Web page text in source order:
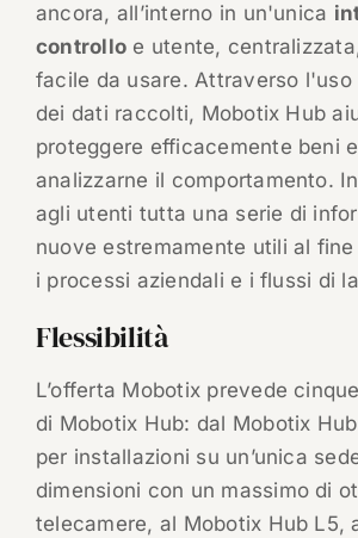
ancora, all’interno in un'unica
controllo e utente,
facile da usare. Attraverso l'uso
dei dati raccolti, Mobotix Hub
proteggere efficacemente beni
analizzarne il comportamento.
agli utenti tutta una serie di
nuove estremamente utili al
i processi aziendali e i flussi di
Flessibilità
L’offerta Mobotix prevede
di Mobotix Hub: dal Mobotix
per installazioni su un’unica
dimensioni con un massimo di
telecamere, al Mobotix Hub L5,